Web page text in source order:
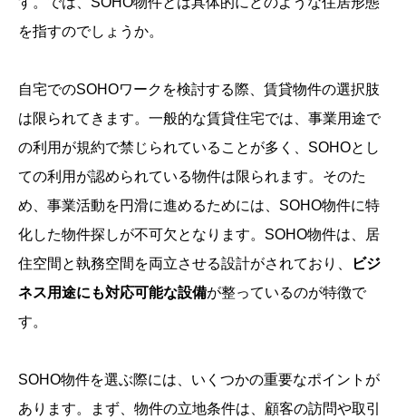
を指すのでしょうか。
自宅でのSOHOワークを検討する際、賃貸物件の選択肢
は限られてきます。一般的な賃貸住宅では、事業用途で
の利用が規約で禁じられていることが多く、SOHOとし
ての利用が認められている物件は限られます。そのた
め、事業活動を円滑に進めるためには、SOHO物件に特
化した物件探しが不可欠となります。SOHO物件は、居
住空間と執務空間を両立させる設計がされており、
ビジ
ネス用途にも対応可能な設備が整っているのが特徴で
す。
SOHO物件を選ぶ際には、いくつかの重要なポイントが
あります。まず、物件の立地条件は、顧客の訪問や取引